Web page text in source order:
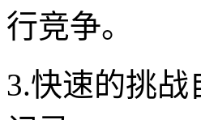
行竞争。
3.快速的挑